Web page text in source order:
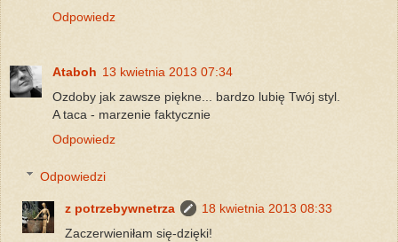
Odpowiedz
Ataboh 13 kwietnia 2013 07:34
Ozdoby jak zawsze piękne... bardzo lubię Twój styl.
A taca - marzenie faktycznie
Odpowiedz
Odpowiedzi
z potrzebywnetrza
18 kwietnia 2013 08:33
Zaczerwieniłam się-dzięki!